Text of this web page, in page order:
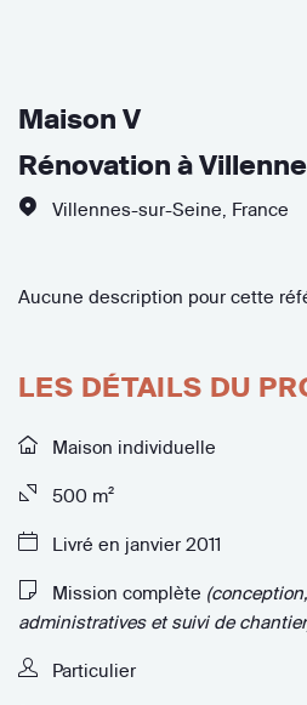
Maison V
Rénovation à
Villennes-sur-Seine France
Aucune description pour cette
LES DÉTAILS DU
Maison individuelle
500 m²
Livré en janvier 2011
Mission complète
administratives et suivi de
Particulier